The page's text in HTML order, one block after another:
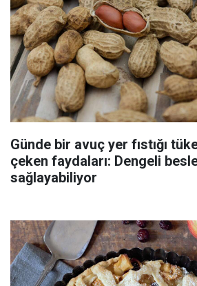
Günde bir avuç yer fıstığı
çeken faydaları: Dengeli
sağlayabiliyor